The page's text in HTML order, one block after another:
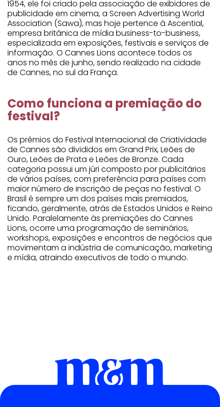
1954, ele foi criado pela associação de exibidores de
publicidade em cinema, a Screen Advertising World
Association (Sawa), mas hoje pertence à Ascential,
empresa britânica de mídia business-to-business,
especializada em exposições, festivais e serviços de
informação. O Cannes Lions acontece todos os
anos no mês de junho, sendo realizado na cidade
de Cannes, no sul da França.
Como funciona a premiação do
festival?
Os prêmios do Festival Internacional de Criatividade
de Cannes são divididos em Grand Prix, Leões de
Ouro, Leões de Prata e Leões de Bronze. Cada
categoria possui um júri composto por publicitários
de vários países, com preferência para países com
maior número de inscrição de peças no festival. O
Brasil é sempre um dos países mais premiados,
ficando, geralmente, atrás de Estados Unidos e Reino
Unido. Paralelamente às premiações do Cannes
Lions, ocorre uma programação de seminários,
workshops, exposições e encontros de negócios que
movimentam a indústria de comunicação, marketing
e mídia, atraindo executivos de todo o mundo.